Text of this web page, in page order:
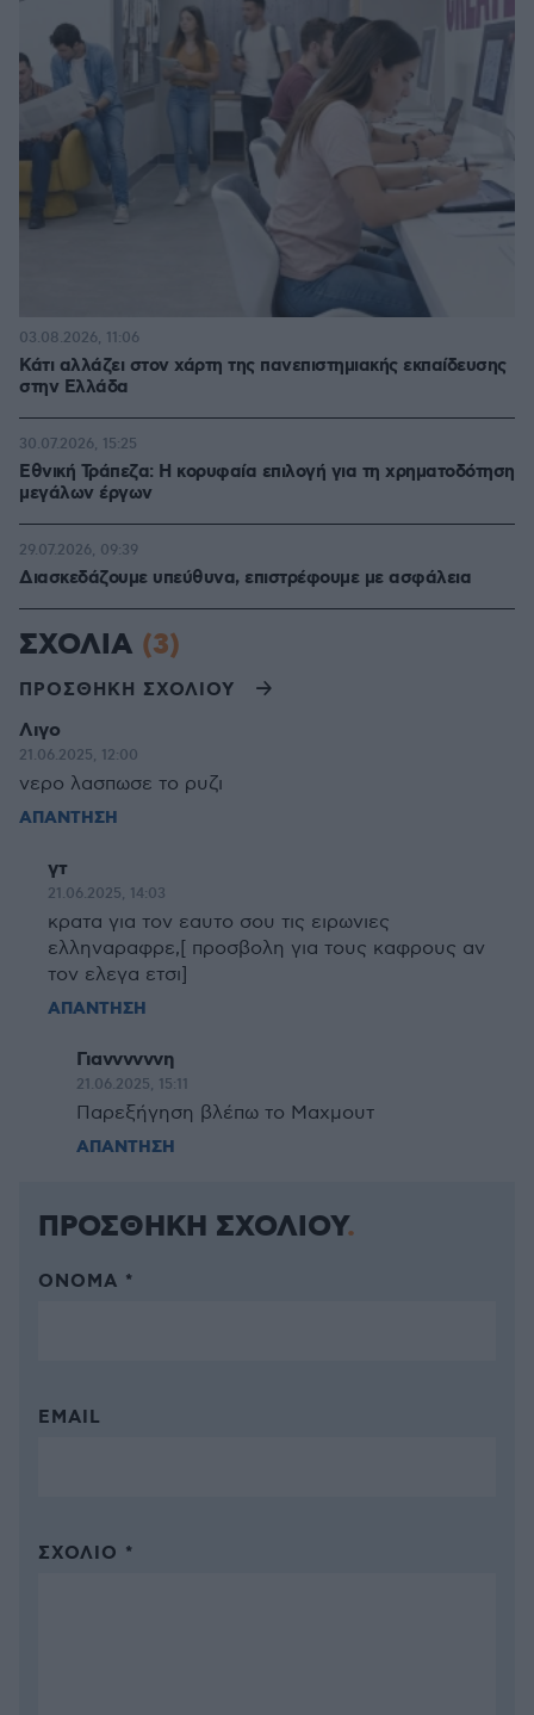
Κάτι αλλάζει στον χάρτη της πανεπιστημιακής εκπαίδευσης
στην Ελλάδα
03.08.2026, 11:06
Εθνική Τράπεζα: Η κορυφαία επιλογή για τη χρηματοδότηση
μεγάλων έργων
30.07.2026, 15:25
Διασκεδάζουμε υπεύθυνα, επιστρέφουμε με ασφάλεια
29.07.2026, 09:39
ΣΧΟΛΙΑ (3)
ΠΡΟΣΘΗΚΗ ΣΧΟΛΙΟΥ
Λιγο
21.06.2025, 12:00
νερο λασπωσε το ρυζι
ΑΠΑΝΤΗΣΗ
γτ
21.06.2025, 14:03
κρατα για τον εαυτο σου τις ειρωνιες
ελληναραφρε,[ προσβολη για τους καφρους αν
τον ελεγα ετσι]
ΑΠΑΝΤΗΣΗ
Γιαννννννη
21.06.2025, 15:11
Παρεξήγηση βλέπω το Μαχμουτ
ΑΠΑΝΤΗΣΗ
ΠΡΟΣΘΗΚΗ ΣΧΟΛΙΟΥ
ΌΝΟΜΑ *
EMAIL
ΣΧΌΛΙΟ *